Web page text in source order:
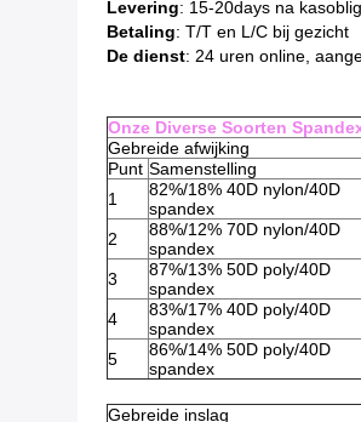
Levering: 15-20days na
Betaling: T/T en L/C bij gezicht
De dienst: 24 uren online,
Onze Diverse Soorten
Gebreide afwijking
Punt Samenstelling
1
82%/18% 40D nylon/40D
spandex
2
88%/12% 70D nylon/40D
spandex
3
87%/13% 50D poly/40D
spandex
4
83%/17% 40D poly/40D
spandex
5
86%/14% 50D poly/40D
spandex
Gebreide inslag